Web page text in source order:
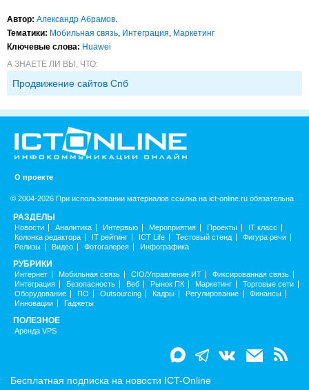
Автор: Александр Абрамов
Тематики: Мобильная связь Интеграция Маркетинг
Ключевые слова: Huawei
А ЗНАЕТЕ ЛИ ВЫ, ЧТО:
Продвижение сайтов Спб
О проекте
© 2004-2026 При использовании материалов ссылка на ict-online.ru обязательна
РАЗДЕЛЫ
Новости Аналитика Интервью Мероприятия Проекты
IT класс
Колонка редактора
IT рейтинг ICT Life Тестовый стенд
Фигура речи
Релизы
Видео Фотогалерея Инфографика
РУБРИКИ
Интернет Мобильная связь CIO/Управление ИТ
Фиксированная связь
Интеграция
Безопасность Веб Рынок ПК Маркетинг
Торговые сети
Оборудование
ПО Outsourcing Кадры Регулирование
Финансы
Инновации
Гаджеты
ПОЛЕЗНОЕ
Аренда VPS
Бесплатная подписка на новости ICT-Online